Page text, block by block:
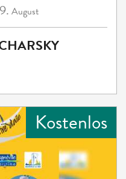
9. August
Kostenlos